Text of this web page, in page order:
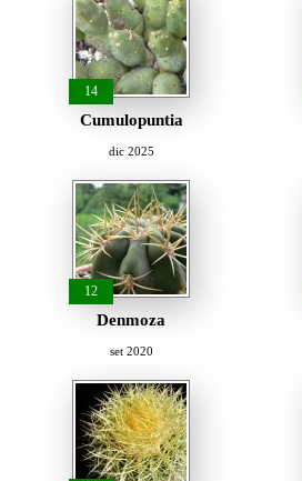
14
Cumulopuntia
dic 2025
12
Denmoza
set 2020